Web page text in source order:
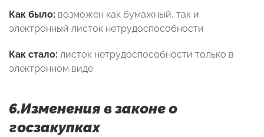
Как было: возможен как бумажный, так и
электронный листок нетрудоспособности
Как стало: листок нетрудоспособности только в
электронном виде
6.Изменения в законе о
госзакупках